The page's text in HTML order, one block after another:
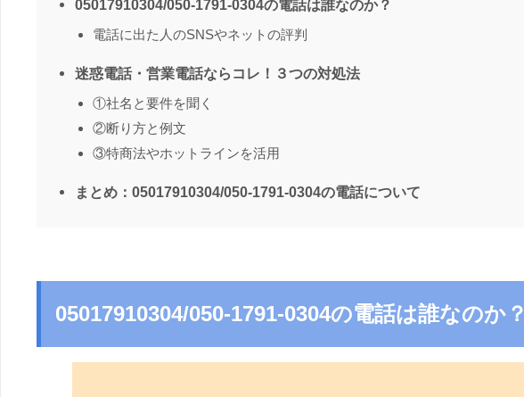
05017910304/050-1791-0304の電話は誰なのか？
電話に出た人のSNSやネットの評判
迷惑電話・営業電話ならコレ！３つの対処法
①社名と要件を聞く
②断り方と例文
③特商法やホットラインを活用
まとめ：05017910304/050-1791-0304の電話について
05017910304/050-1791-0304の電話は誰なのか？